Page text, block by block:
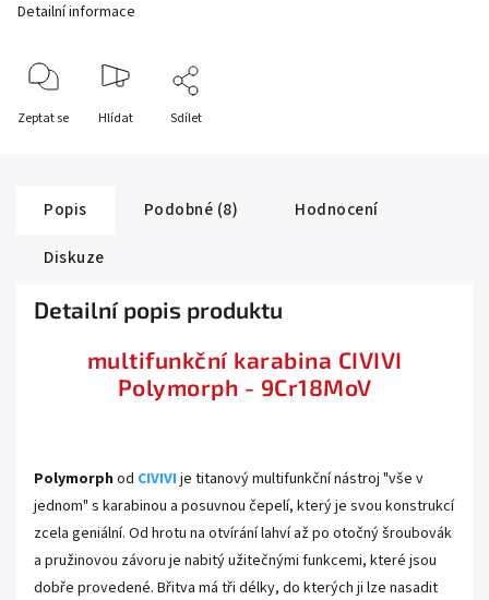
Detailní informace
Zeptat se Hlídat Sdílet
Popis Podobné (8)
Hodnocení
Diskuze
Detailní popis produktu
multifunkční karabina CIVIVI
Polymorph - 9Cr18MoV
Polymorph od CIVIVI je titanový multifunkční nástroj "vše v
jednom" s karabinou a posuvnou čepelí, který je svou konstrukcí
zcela geniální. Od hrotu na otvírání lahví až po otočný šroubovák
a pružinovou závoru je nabitý užitečnými funkcemi, které jsou
dobře provedené. Břitva má tři délky, do kterých ji lze nasadit